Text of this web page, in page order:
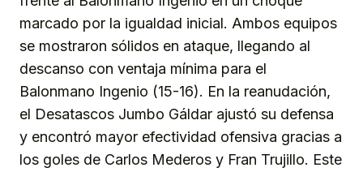
marcado por la igualdad inicial. Ambos equipos
se mostraron sólidos en ataque, llegando al
descanso con ventaja mínima para el
Balonmano Ingenio (15-16). En la reanudación,
el Desatascos Jumbo Gáldar ajustó su defensa
y encontró mayor efectividad ofensiva gracias a
los goles de Carlos Mederos y Fran Trujillo. Este